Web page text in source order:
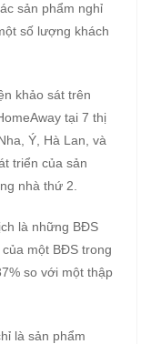
sản phẩm nghỉ
số lượng khách
khảo sát trên
tại 7 thị
Ý, Hà Lan, và
triển của sản
nhà thứ 2.
là những BĐS
một BĐS trong
so với một thập
là sản phẩm